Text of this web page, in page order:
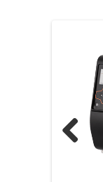
Previous